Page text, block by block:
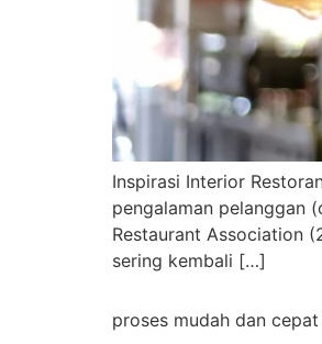
Inspirasi Interior
pengalaman pelanggan
Restaurant Association
sering kembali […]
proses mudah dan cepat